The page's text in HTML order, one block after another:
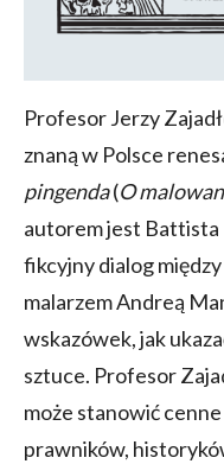
Profesor Jerzy
znaną w Polsce
pingenda(O
autorem jest
fikcyjny dialog
malarzem Andreą
wskazówek, jak
sztuce. Profesor
może stanowić
prawników,